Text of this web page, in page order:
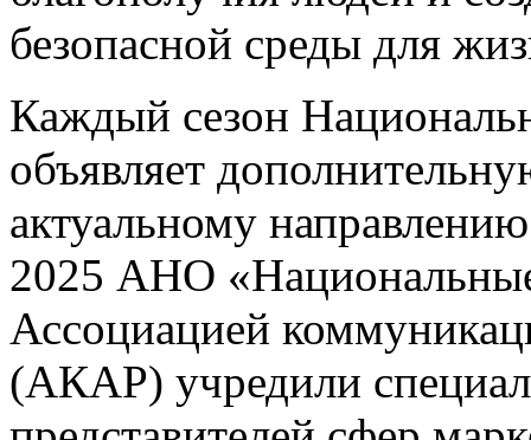
безопасной среды для
Каждый сезон
объявляет
актуальному
2025 АНО
Ассоциацией
(АКАР) учредили